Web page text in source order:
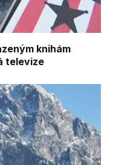
knihám
televize